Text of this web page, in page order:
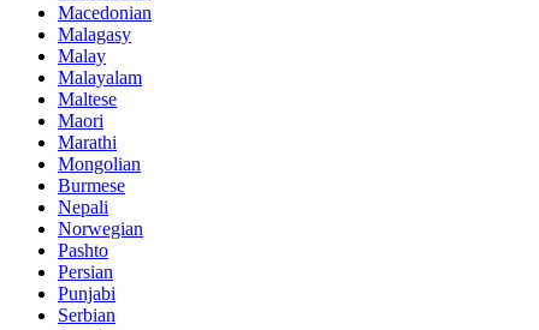
Macedonian
Malagasy
Malay
Malayalam
Maltese
Maori
Marathi
Mongolian
Burmese
Nepali
Norwegian
Pashto
Persian
Punjabi
Serbian